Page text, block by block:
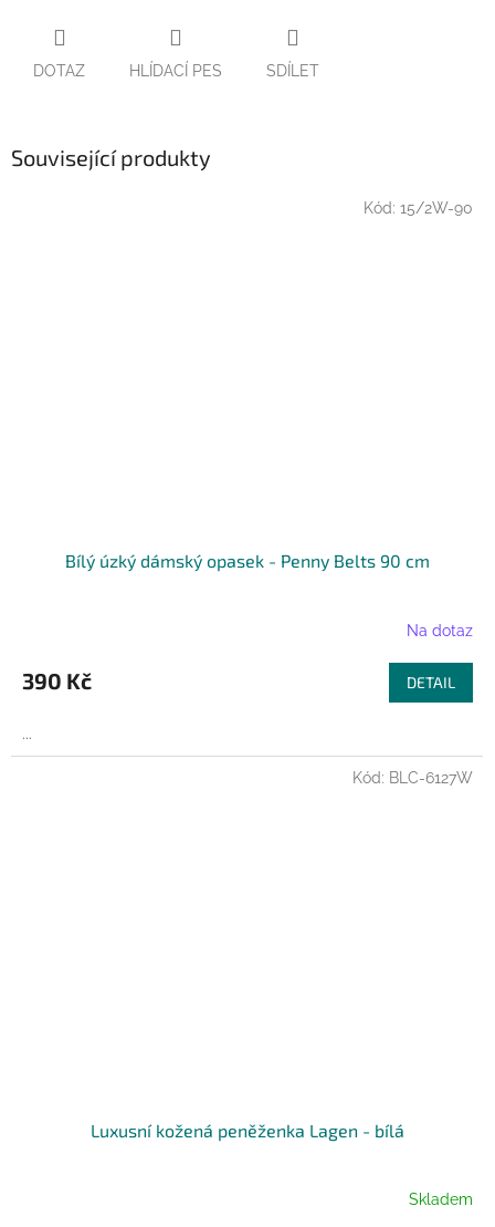
DOTAZ HLÍDACÍ PES SDÍLET
Související produkty
Bílý úzký dámský opasek - Penny Belts 90 cm
Na dotaz
390 Kč DETAIL
...
Kód: 15/2W-90
Luxusní kožená peněženka Lagen - bílá
Skladem
Kód: BLC-6127W